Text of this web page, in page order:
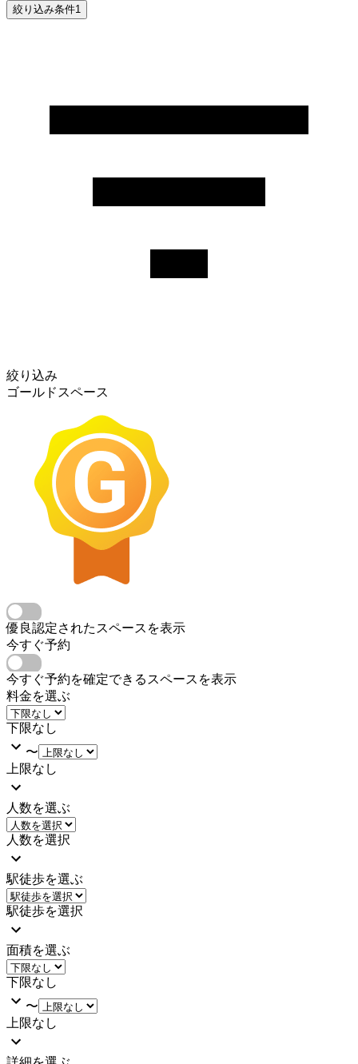
絞り込み条件1
絞り込み
ゴールドスペース
優良認定されたスペースを表示
今すぐ予約
今すぐ予約を確定できるスペースを表示
料金を選ぶ
下限なし
〜
上限なし
人数を選ぶ
人数を選択
駅徒歩を選ぶ
駅徒歩を選択
面積を選ぶ
下限なし
〜
上限なし